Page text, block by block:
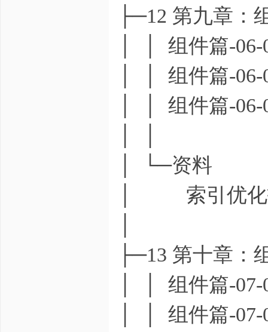
├─12 第九章：
│ │ 组件篇-06-
│ │ 组件篇-06-
│ │ 组件篇-06-
│ └─资料
│ 索引优化
├─13 第十章：
│ │ 组件篇-07-
│ │ 组件篇-07-